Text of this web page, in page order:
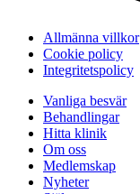
Allmänna villkor
Cookie policy
Integritetspolicy
Vanliga besvär
Behandlingar
Hitta klinik
Om oss
Medlemskap
Nyheter